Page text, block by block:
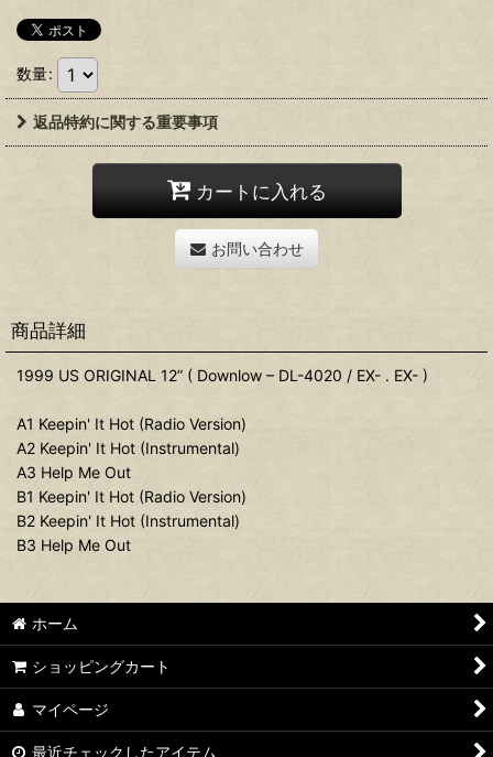
数量:
返品特約に関する重要事項
カートに入れる
お問い合わせ
商品詳細
1999 US ORIGINAL 12” ( Downlow – DL-4020 / EX- . EX- )
A1 Keepin' It Hot (Radio Version)
A2 Keepin' It Hot (Instrumental)
A3 Help Me Out
B1 Keepin' It Hot (Radio Version)
B2 Keepin' It Hot (Instrumental)
B3 Help Me Out
ホーム
ショッピングカート
マイページ
最近チェックしたアイテム